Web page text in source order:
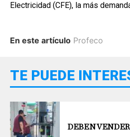
Electricidad (CFE), la más
En este artículo Profeco
TE PUEDE
DEBEN